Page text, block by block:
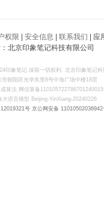
权限 | 安全信息 | 联系我们 | 应
北京印象笔记科技有限公司
印象笔记.保留一切权利. 北京印象笔记科
市朝阳区光华东里8号中海广场中楼18层
成算法 网信算备
大语言模型 Beijing-YinXiang-20240226
号 京公网安备 11010502036942